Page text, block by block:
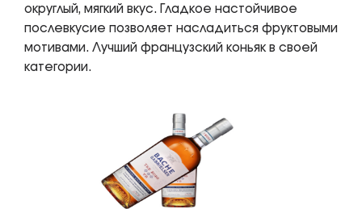
округлый, мягкий вкус. Гладкое настойчивое
послевкусие позволяет насладиться фруктовыми
мотивами. Лучший французский коньяк в своей
категории.